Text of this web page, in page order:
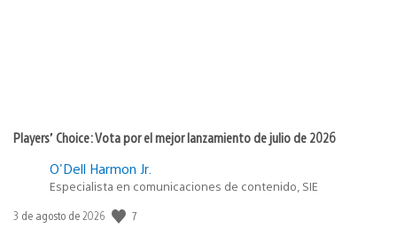
Players’ Choice: Vota por el mejor lanzamiento de julio de 2026
O'Dell Harmon Jr.
Especialista en comunicaciones de contenido, SIE
Fecha
3 de agosto de 2026 7